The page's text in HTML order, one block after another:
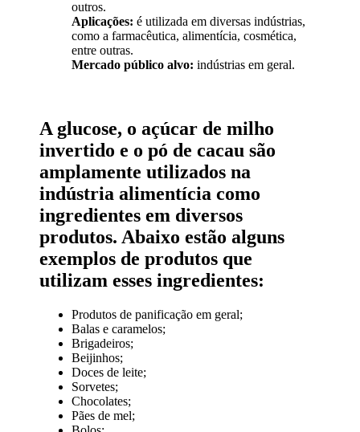
outros.
Aplicações: é utilizada em diversas indústrias,
como a farmacêutica, alimentícia, cosmética,
entre outras.
Mercado público alvo: indústrias em geral.
A glucose, o açúcar de milho
invertido e o pó de cacau são
amplamente utilizados na
indústria alimentícia como
ingredientes em diversos
produtos. Abaixo estão alguns
exemplos de produtos que
utilizam esses ingredientes:
Produtos de panificação em geral;
Balas e caramelos;
Brigadeiros;
Beijinhos;
Doces de leite;
Sorvetes;
Chocolates;
Pães de mel;